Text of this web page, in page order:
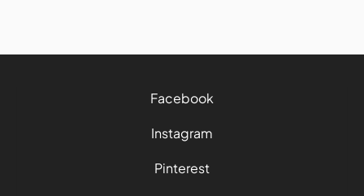
Facebook
Instagram
Pinterest